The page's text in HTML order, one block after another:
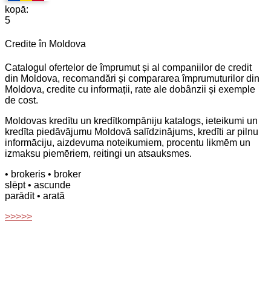
kopā:
5
Credite în Moldova
Catalogul ofertelor de împrumut și al companiilor de credit
din Moldova, recomandări și compararea împrumuturilor din
Moldova, credite cu informații, rate ale dobânzii și exemple
de cost.
Moldovas kredītu un kredītkompāniju katalogs, ieteikumi un
kredīta piedāvājumu Moldovā salīdzinājums, kredīti ar pilnu
informāciju, aizdevuma noteikumiem, procentu likmēm un
izmaksu piemēriem, reitingi un atsauksmes.
• brokeris • broker
slēpt• ascunde
parādīt• arată
>>>>>